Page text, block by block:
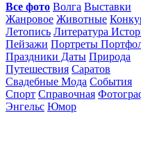
Все фото Волга Выставки
Жанровое Животные
Летопись Литература
Пейзажи Портреты
Праздники Даты Природа
Путешествия Саратов
Свадебные Мода События
Спорт Справочная
Энгельс Юмор